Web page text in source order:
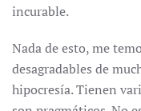
incurable.
Nada de esto, me
desagradables de
hipocresía. Tienen